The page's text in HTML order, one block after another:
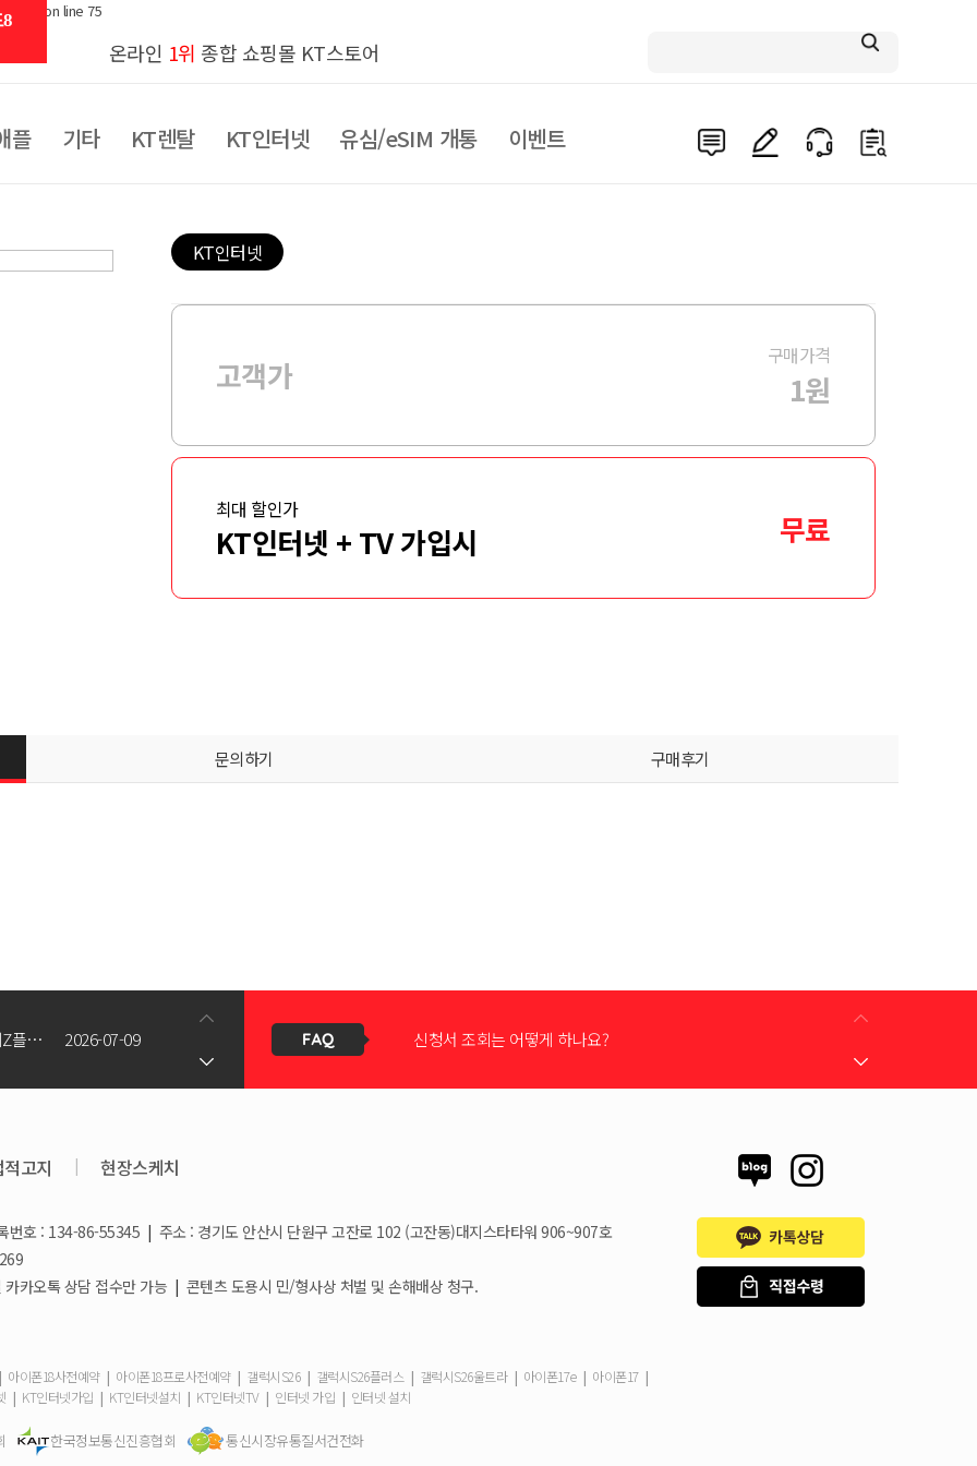
on line 75
온라인 1위 종합 쇼핑몰 KT스토어
플 기타 KT렌탈 KT인터넷 유심/eSIM 개통 이벤트
KT인터넷
고객가
구매가격
1원
최대 할인가
KT인터넷 + TV 가입시 무료
문의하기 구매후기
갤럭시Z폴드8(와이드/울트라) 갤럭시Z플립8 사전예약 공지사항 2026-07-09
향! 2026-03-25
2026-02-10
요금제 변경은 언제할 수 있나요?
고지 | 현장스케치
번호 : 134-86-55345 | 주소 : 경기도 안산시 단원구 고잔로 102 (고잔동)대지스타타워 906~907호
카오톡 상담 접수만 가능 | 콘텐츠 도용시 민/형사상 처벌 및 손해배상 청구.
아이폰18사전예약 | 아이폰18프로사전예약 | 갤럭시S26 | 갤럭시S26플러스 | 갤럭시S26울트라 | 아이폰17e | 아이폰17 |
| KT인터넷가입 | KT인터넷설치 | KT인터넷TV | 인터넷 가입 | 인터넷 설치
한국정보통신진흥협회 통신시장유통질서건전화